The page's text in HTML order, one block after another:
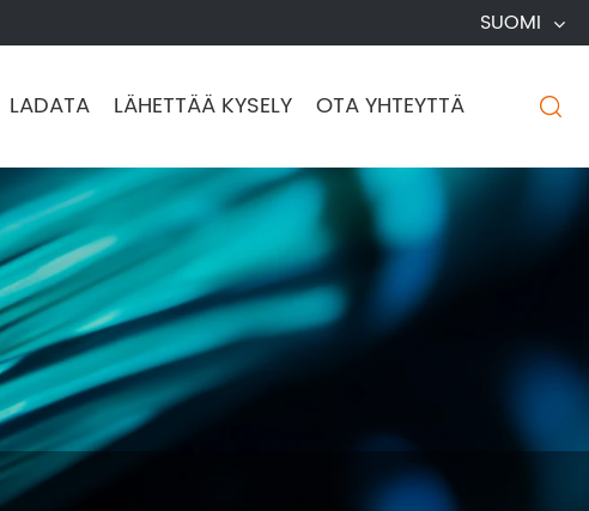
SUOMI
LADATA LÄHETTÄÄ KYSELY OTA YHTEYTTÄ 